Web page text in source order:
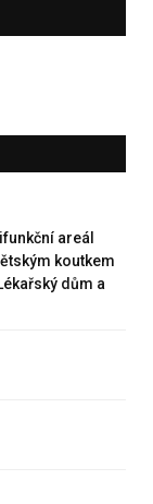
areál
koutkem
dům a